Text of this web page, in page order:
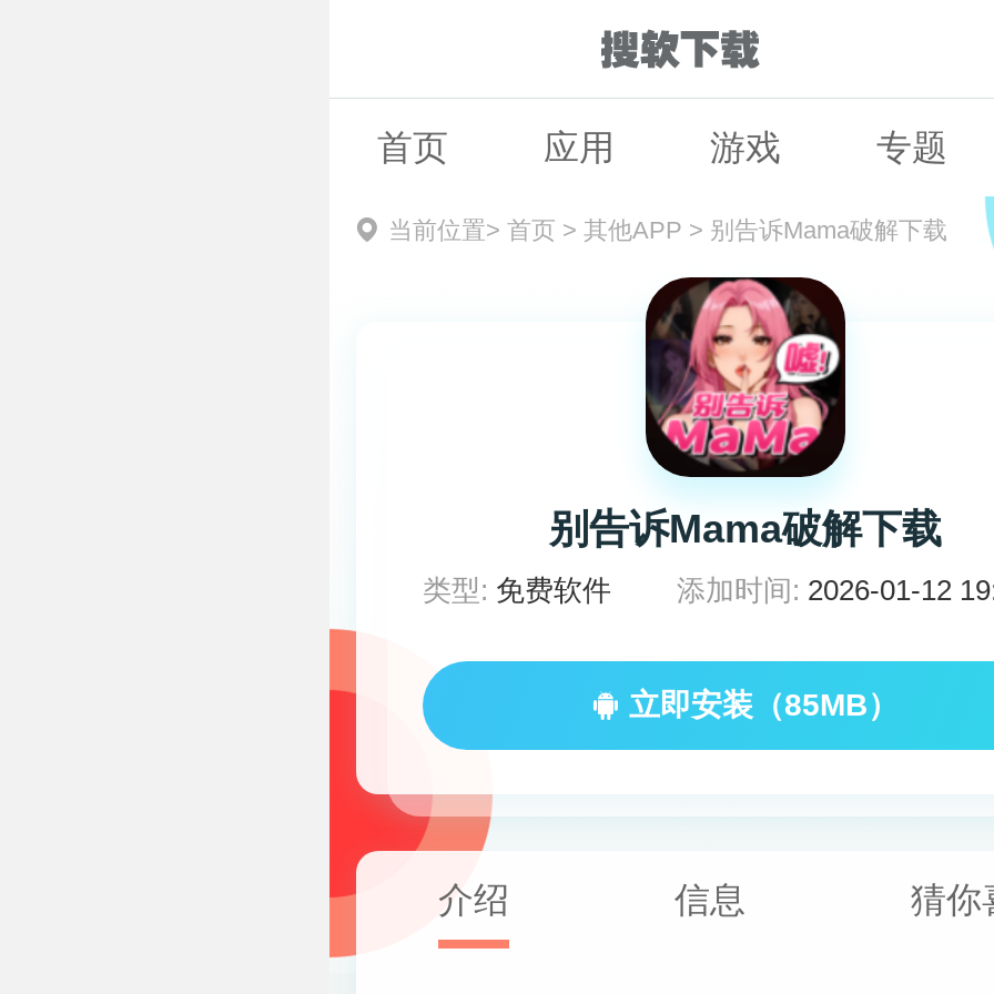
首页 应用 游戏 专题
当前位置> 首页 > 其他APP > 别告诉Mama破解下载
别告诉Mama破解下载
类型: 免费软件 添加时间: 2026-01-12
立即安装（85MB）
介绍 信息 猜你